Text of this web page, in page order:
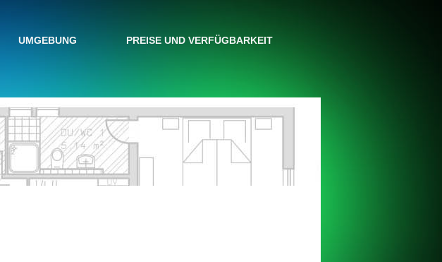
UMGEBUNG PREISE UND VERFÜGBARKEIT